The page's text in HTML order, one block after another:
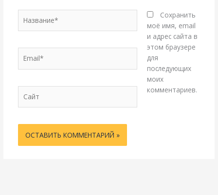
Сохранить
моё имя, email
и адрес сайта в
этом браузере
для
последующих
моих
комментариев.